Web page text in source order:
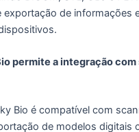
exportação de informações
permite a integração
Bio é compatível com
de modelos digitais